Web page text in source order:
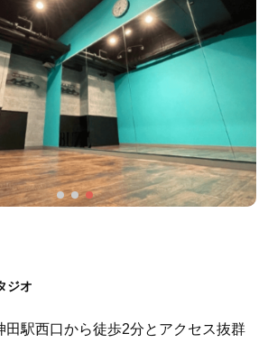
ジオ
田駅西口から徒歩2分とアクセス抜群